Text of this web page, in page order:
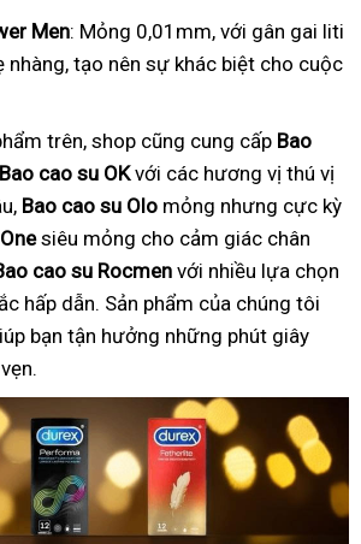
Men: Mỏng 0,01mm, với gân gai liti
nhàng, tạo nên sự khác biệt cho cuộc
trên, shop cũng cung cấp Bao
Bao cao su OKvới các hương vị thú vị
Bao cao su Olo mỏng nhưng cực kỳ
siêu mỏng cho cảm giác chân
cao su Rocmen với nhiều lựa chọn
hấp dẫn. Sản phẩm của chúng tôi
bạn tận hưởng những phút giây